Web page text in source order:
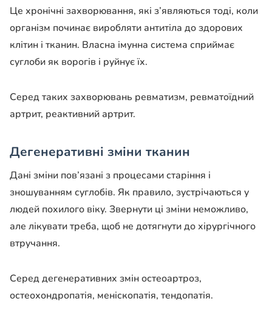
Це хронічні захворювання, які з’являються тоді, коли
організм починає виробляти антитіла до здорових
клітин і тканин. Власна імунна система сприймає
суглоби як ворогів і руйнує їх.
Серед таких захворювань ревматизм, ревматоїдний
артрит, реактивний артрит.
Дегенеративні зміни тканин
Дані зміни пов’язані з процесами старіння і
зношуванням суглобів. Як правило, зустрічаються у
людей похилого віку. Звернути ці зміни неможливо,
але лікувати треба, щоб не дотягнути до хірургічного
втручання.
Серед дегенеративних змін остеоартроз,
остеохондропатія, меніскопатія, тендопатія.